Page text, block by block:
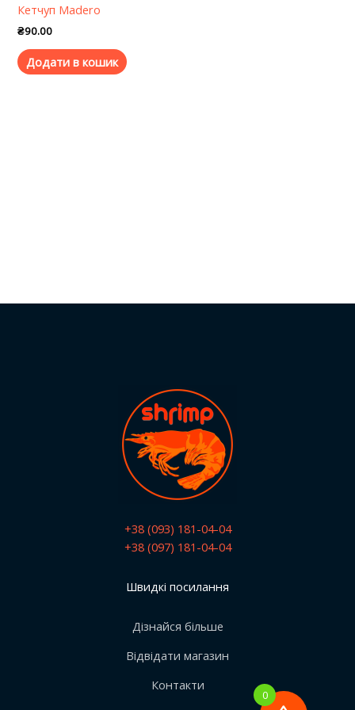
Кетчуп Madero
₴90.00
Додати в кошик
+38 (093) 181-04-04
+38 (097) 181-04-04
Швидкі посилання
Дізнайся більше
Відвідати магазин
Контакти
0